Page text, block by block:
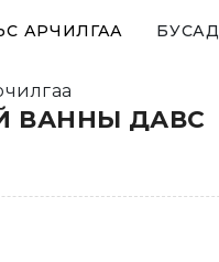
АРЧИЛГАА БУСАД
ВАННЫ ДАВС